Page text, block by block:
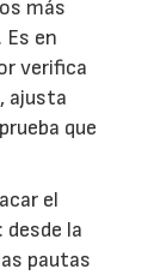
más
en
verifica
ajusta
que
el
la
pautas